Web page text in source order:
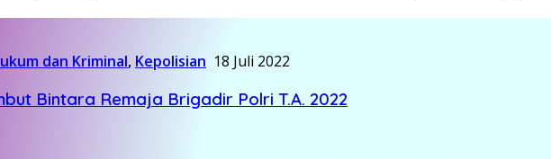
dan Kriminal, Kepolisian 18 Juli 2022
Bintara Remaja Brigadir Polri T.A. 2022